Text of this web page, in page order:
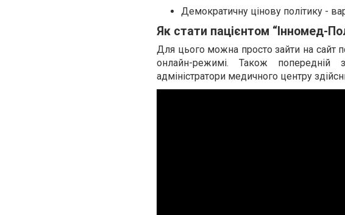
Демократичну цінову політику -
Як стати пацієнтом “Інномед-
Для цього можна просто зайти на сайт
онлайн-режимі. Також попередній
адміністратори медичного центру